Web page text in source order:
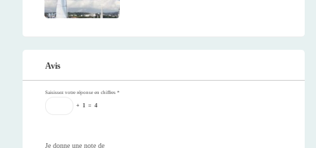
Avis
Saisissez votre réponse en chiffres *
+ 1 = 4